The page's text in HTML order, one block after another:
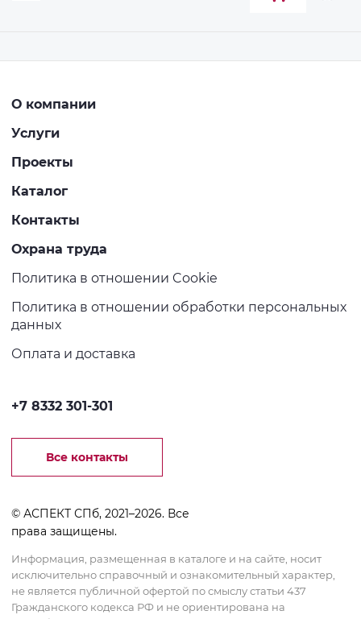
О компании
Услуги
Проекты
Каталог
Контакты
Охрана труда
Политика в отношении Cookie
Политика в отношении обработки персональных
данных
Оплата и доставка
+7 8332 301-301
Все контакты
© АСПЕКТ СПб, 2021–2026. Все
права защищены.
Информация, размещенная в каталоге и на сайте, носит
исключительно справочный и ознакомительный характер,
не является публичной офертой по смыслу статьи 437
Гражданского кодекса РФ и не ориентирована на